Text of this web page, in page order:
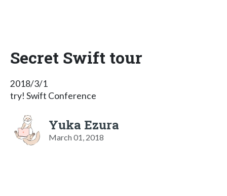
Secret Swift tour
2018/3/1
try! Swift Conference
Yuka Ezura
March 01, 2018